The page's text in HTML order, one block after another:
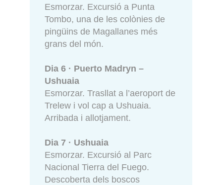
Esmorzar. Excursió a Punta
Tombo, una de les colònies de
pingüins de Magallanes més
grans del món.
Dia 6 · Puerto Madryn –
Ushuaia
Esmorzar. Trasllat a l’aeroport de
Trelew i vol cap a Ushuaia.
Arribada i allotjament.
Dia 7 · Ushuaia
Esmorzar. Excursió al Parc
Nacional Tierra del Fuego.
Descoberta dels boscos